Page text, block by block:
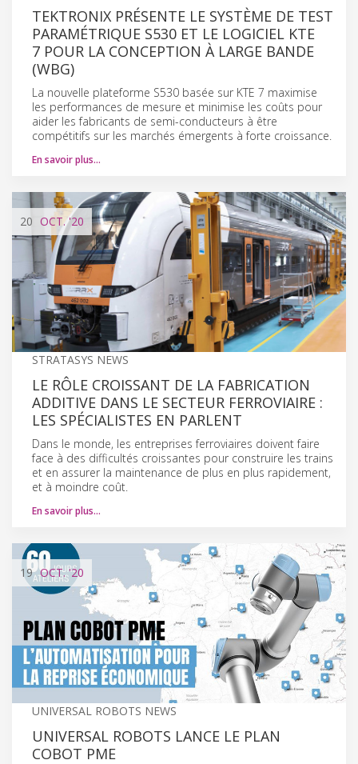
TEKTRONIX PRÉSENTE LE SYSTÈME DE TEST
PARAMÉTRIQUE S530 ET LE LOGICIEL KTE
7 POUR LA CONCEPTION À LARGE BANDE
(WBG)
La nouvelle plateforme S530 basée sur KTE 7 maximise
les performances de mesure et minimise les coûts pour
aider les fabricants de semi-conducteurs à être
compétitifs sur les marchés émergents à forte croissance.
En savoir plus…
20 OCT.'20
STRATASYS NEWS
LE RÔLE CROISSANT DE LA FABRICATION
ADDITIVE DANS LE SECTEUR FERROVIAIRE :
LES SPÉCIALISTES EN PARLENT
Dans le monde, les entreprises ferroviaires doivent faire
face à des difficultés croissantes pour construire les trains
et en assurer la maintenance de plus en plus rapidement,
et à moindre coût.
En savoir plus…
19 OCT.'20
UNIVERSAL ROBOTS NEWS
UNIVERSAL ROBOTS LANCE LE PLAN
COBOT PME